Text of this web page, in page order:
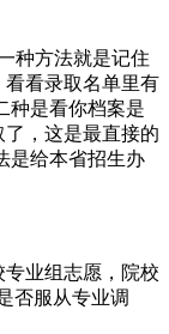
种方法就是记住
看录取名单里有
种是看你档案是
，这是最直接的
是给本省招生办
业组志愿，院校
否服从专业调